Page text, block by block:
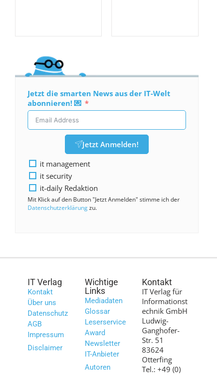
Jetzt die smarten News aus der IT-Welt
abonnieren! 💌
Jetzt Anmelden!
it management
it security
it-daily Redaktion
Mit Klick auf den Button "Jetzt Anmelden" stimme ich der
Datenschutzerklärungzu.
IT Verlag
Kontakt
Über uns
Datenschutz
AGB
Impressum
Disclaimer
Wichtige
Links
Mediadaten
Glossar
Leserservice
Award
Newsletter
IT-Anbieter
Autoren
Kontakt
IT Verlag für
Informationst
echnik GmbH
Ludwig-
Ganghofer-
Str. 51
83624
Otterfing
Tel.: +49 (0)